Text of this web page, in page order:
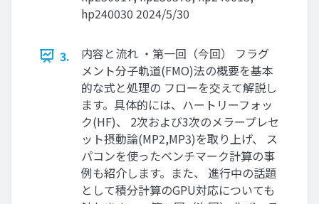
hp240030 2024/5/30
3.
内容と流れ ・第一回（今回） フラグ
メント分子軌道(FMO)法の概要を基本
的な式と処理の フローを交えて解説し
ます。具体的には、ハートリーフォッ
ク(HF)、 2次および3次のメラープレセ
ット摂動論(MP2,MP3)を取り上げ、 ス
パコンを使ったベンチマーク計算の事
例も紹介します。また、 進行中の話題
として積分計算のGPU対応についても